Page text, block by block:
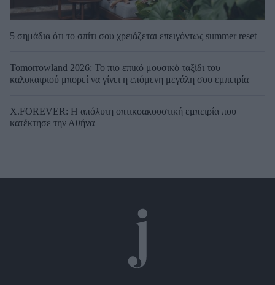
5 σημάδια ότι το σπίτι σου χρειάζεται επειγόντως summer reset
Tomorrowland 2026: Το πιο επικό μουσικό ταξίδι του
καλοκαιριού μπορεί να γίνει η επόμενη μεγάλη σου εμπειρία
X.FOREVER: Η απόλυτη οπτικοακουστική εμπειρία που
κατέκτησε την Αθήνα